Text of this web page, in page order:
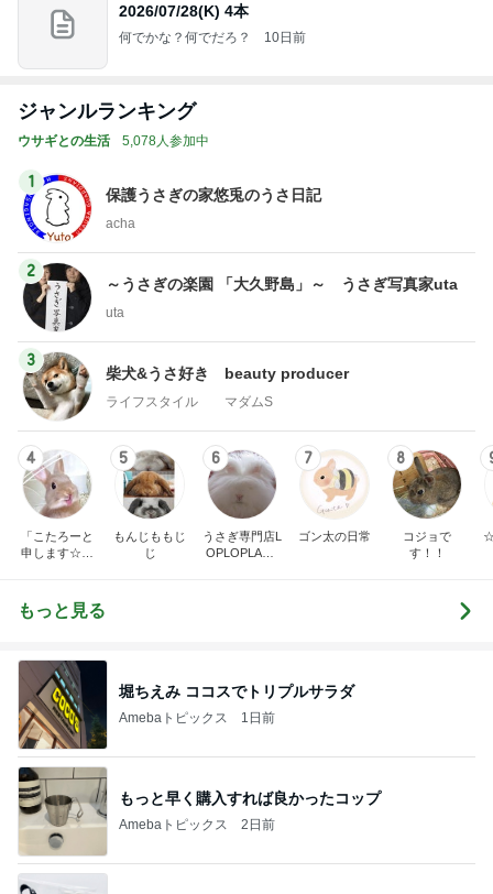
2026/07/28(K) 4本
何でかな？何でだろ？ 10日前
ジャンルランキング
ウサギとの生活 5,078人参加中
1
保護うさぎの家悠兎のうさ日記
acha
2
～うさぎの楽園 「大久野島」～ うさぎ写真家uta
uta
3
柴犬&うさ好き beauty producer
ライフスタイル マダムS
4
「こたろーと
申します☆」
an・羊毛うさ
ぎオーダー～
5
もんじももじ
じ
6
うさぎ専門店L
OPLOPLAND
7
ゴン太の日常
8
コジョで
す！！
もっと見る
堀ちえみ ココスでトリプルサラダ
Amebaトピックス 1日前
もっと早く購入すれば良かったコップ
Amebaトピックス 2日前